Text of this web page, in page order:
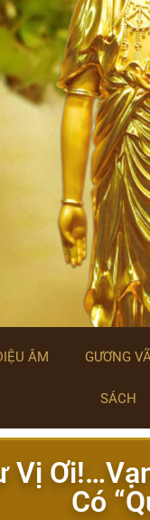
ÂM GƯƠNG
SÁCH
Có